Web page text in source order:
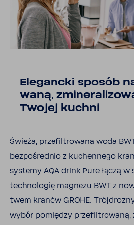
Elegancki sposób
waną,
Twojej kuchni
Świeża, prze­fil­tro­wana woda
bezpo­średnio z kuchen­nego
systemy AQA drink Pure łączą
tech­no­logię magnezu BWT z
twem kranów GROHE.
wybór pomiędzy prze­fil­tro­waną,